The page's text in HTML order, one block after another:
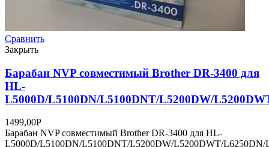
Сравнить
Закрыть
Барабан NVP совместимый Brother DR-3400 для
HL-
L5000D/L5100DN/L5100DNT/L5200DW/
1499,00Р
Барабан NVP совместимый Brother DR-3400 для HL-
L5000D/L5100DN/L5100DNT/L5200DW/L5200DWT/L6250DN/